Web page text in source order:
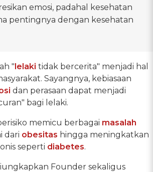
emosi, padahal kesehatan
pentingnya dengan kesehatan
"lelaki tidak bercerita" menjadi hal
Sayangnya, kebiasaan
dan perasaan dapat menjadi
bagi lelaki.
memicu berbagai masalah
dari obesitas hingga meningkatkan
seperti diabetes.
Founder sekaligus